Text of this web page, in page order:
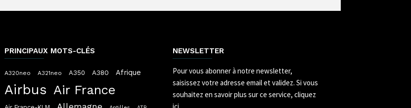
PRINCIPAUX MOTS-CLÉS
A320neo A321neo A350 A380 Afrique
Airbus Air France
NEWSLETTER
Pour vous abonner à notre newsletter,
saisissez votre adresse email et validez. Si vous
souhaitez en savoir plus sur ce service, cliquez